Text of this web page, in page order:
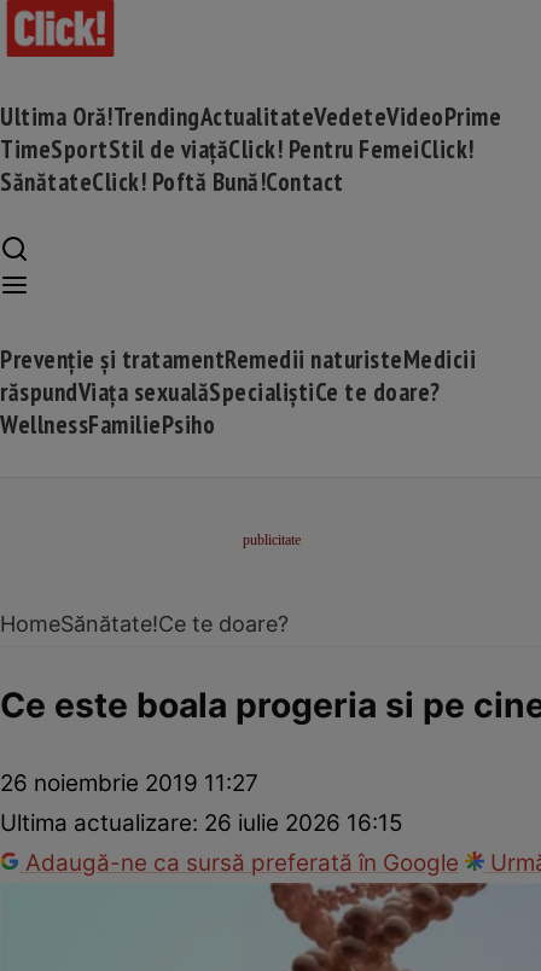
Ultima Oră!TrendingActualitateVedeteVideoPrime
TimeSportStil de viațăClick! Pentru FemeiClick!
SănătateClick! Poftă Bună!Contact
Prevenție și tratamentRemedii naturisteMedicii
răspundViața sexualăSpecialiștiCe te doare?
WellnessFamiliePsiho
HomeSănătate!Ce te doare?
Ce este boala progeria si pe
26 noiembrie 2019 11:27
Ultima actualizare: 26 iulie 2026 16:15
Adaugă-ne ca sursă preferată în Google